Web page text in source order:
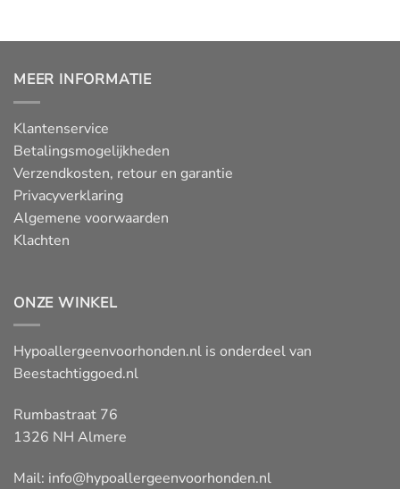
MEER INFORMATIE
Klantenservice
Betalingsmogelijkheden
Verzendkosten, retour en garantie
Privacyverklaring
Algemene voorwaarden
Klachten
ONZE WINKEL
Hypoallergeenvoorhonden.nl is onderdeel van
Beestachtiggoed.nl
Rumbastraat 76
1326 NH Almere
Mail: info@hypoallergeenvoorhonden.nl